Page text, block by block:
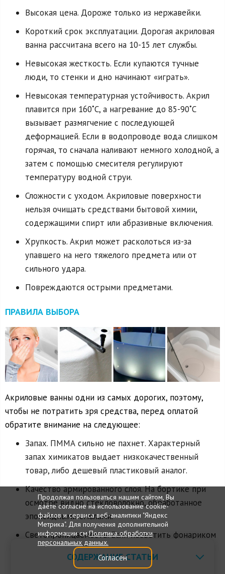
СОДЕРЖАНИЕ СТАТЬИ
Высокая цена. Дороже только из нержавейки.
Короткий срок эксплуатации. Дорогая акриловая
ванна рассчитана всего на 10-15 лет службы.
Невысокая жесткость. Если купаются тучные
люди, то стенки и дно начинают «играть».
Невысокая температурная устойчивость. Акрил
плавится при 160˚C, а нагревание до 85-90˚C
вызывает размягчение с последующей
деформацией. Если в водопроводе вода слишком
горячая, то сначала наливают немного холодной, а
затем с помощью смесителя регулируют
температуру водной струи.
Сложности с уходом. Акриловые поверхности
нельзя очищать средствами бытовой химии,
содержащими спирт или абразивные включения.
Хрупкость. Акрил может расколоться из-за
упавшего на него тяжелого предмета или от
сильного удара.
Повреждаются острыми предметами.
ПРАВИЛА ВЫБОРА
Акриловые ванны одни из самых дорогих, поэтому,
чтобы не потратить зря средства, перед оплатой
обратите внимание на следующее:
Запах. ПММА сильно не пахнет. Характерный
запах химикатов выдает низкокачественный
товар, либо дешевый пластиковый аналог.
Качество армированного слоя. На бортике при
осмотре видно стекловолокно, обработанное
эпоксидными смолами.
Светопроницаемость. Если посветить фонариком
на внутреннюю стенку, то его свет не должен
быть идентичен снаружи.
Продолжая пользоваться нашим сайтом, Вы
даёте согласие на использование cookie-
файлов и сервиса веб-аналитики "Яндекс
Метрика". Для получения дополнительной
информации см.Политика обработки
персональных данных.
Согласен